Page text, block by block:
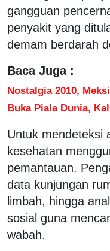
gangguan
penyakit yang
demam berdarah
Baca Juga :
Nostalgia 2010,
Buka Piala Dunia,
Untuk mendeteksi
kesehatan
pemantauan.
data kunjungan
limbah, hingga
sosial guna
wabah.